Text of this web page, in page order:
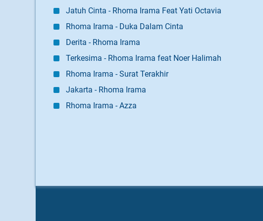
Jatuh Cinta - Rhoma Irama Feat Yati Octavia
Rhoma Irama - Duka Dalam Cinta
Derita - Rhoma Irama
Terkesima - Rhoma Irama feat Noer Halimah
Rhoma Irama - Surat Terakhir
Jakarta - Rhoma Irama
Rhoma Irama - Azza